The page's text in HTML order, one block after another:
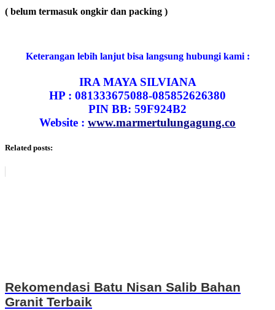
( belum termasuk ongkir dan packing )
Keterangan lebih lanjut bisa langsung hubungi kami :
IRA MAYA SILVIANA
HP : 081333675088-085852626380
PIN BB: 59F924B2
Website : www.marmertulungagung.co
Related posts:
Rekomendasi Batu Nisan Salib Bahan
Granit Terbaik